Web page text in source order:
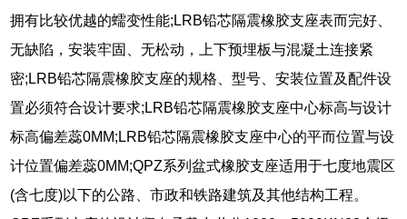
拥有比较优越的蠕变性能;LRB铅芯隔震橡胶支座表而完好、
无缺陷，安装牢固、无松动，上下预埋板与混凝土连接紧
密;LRB铅芯隔震橡胶支座的规格、型号、安装位置及配件设
置必须符合设计要求;LRB铅芯隔震橡胶支座中心标高与设计
标高偏差蕊0MM;LRB铅芯隔震橡胶支座中心的平而位置与设
计位置偏差蕊0MM;QPZ系列盆式橡胶支座适用于七度地震区
(含七度)以下的公路、市政和铁路建筑及其他结构工程。